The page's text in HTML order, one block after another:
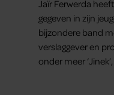
Jaïr Ferwerda
gegeven in zijn
bijzondere band
verslaggever en
onder meer ‘Jinek’,